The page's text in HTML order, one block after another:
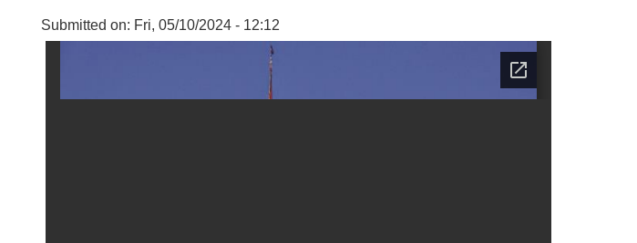
Submitted on: Fri, 05/10/2024 - 12:12